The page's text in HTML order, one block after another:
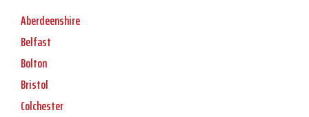
Aberdeenshire
Belfast
Bolton
Bristol
Colchester